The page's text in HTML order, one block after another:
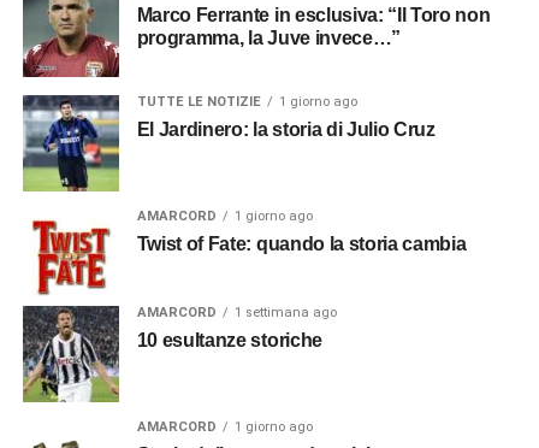
Marco Ferrante in esclusiva: “Il Toro non
programma, la Juve invece…”
TUTTE LE NOTIZIE 1 giorno ago
El Jardinero: la storia di Julio Cruz
AMARCORD 1 giorno ago
Twist of Fate: quando la storia cambia
AMARCORD 1 settimana ago
10 esultanze storiche
AMARCORD 1 giorno ago